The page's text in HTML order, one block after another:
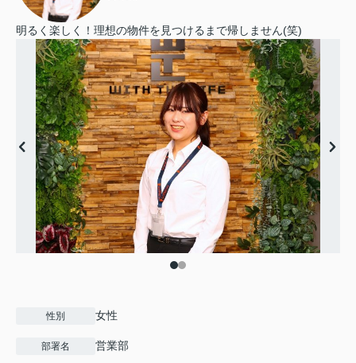
明るく楽しく！理想の物件を見つけるまで帰しません(笑)
性別 女性
部署名 営業部